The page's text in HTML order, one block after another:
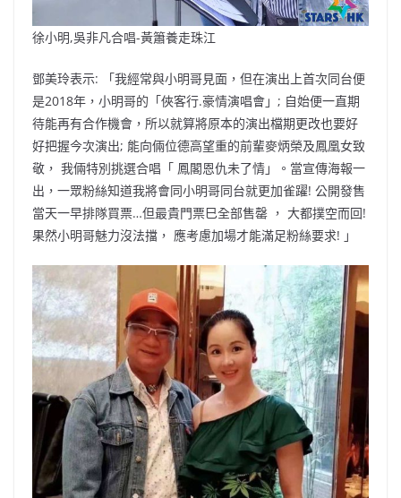
徐小明,吳非凡合唱-黃簫養走珠江
鄧美玲表示: 「我經常與小明哥見面，但在演出上首次同台便
是2018年，小明哥的「俠客行.豪情演唱會」; 自始便一直期
待能再有合作機會，所以就算將原本的演出檔期更改也要好
好把握今次演出; 能向倆位德高望重的前輩麥炳榮及鳳凰女致
敬， 我倆特別挑選合唱「 鳳閣恩仇未了情」。當宣傳海報一
出，一眾粉絲知道我將會同小明哥同台就更加雀躍! 公開發售
當天一早排隊買票…但最貴門票巳全部售罄 ， 大都撲空而回!
果然小明哥魅力沒法擋， 應考慮加場才能滿足粉絲要求! 」